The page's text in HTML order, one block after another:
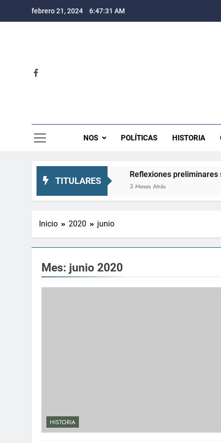
febrero 21, 2024 6:47:32 AM
NOS POLÍTICAS HISTORIA
TITULARES
crecientes Reflexiones preliminares sobre el
3 Meses Atrás
Inicio 2020 junio
Mes: junio 2020
HISTORIA